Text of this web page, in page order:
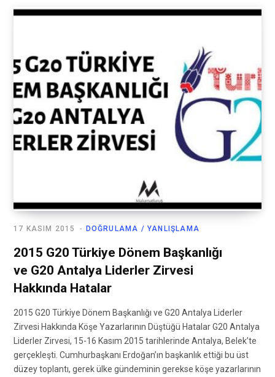
DOĞRULAMA / YANLIŞLAMA
17 KASIM 2015
2015 G20 Türkiye Dönem Başkanlığı
ve G20 Antalya Liderler Zirvesi
Hakkında Hatalar
2015 G20 Türkiye Dönem Başkanlığı ve G20 Antalya Liderler
Zirvesi Hakkında Köşe Yazarlarının Düştüğü Hatalar G20 Antalya
Liderler Zirvesi, 15-16 Kasım 2015 tarihlerinde Antalya, Belek’te
gerçekleşti. Cumhurbaşkanı Erdoğan’ın başkanlık ettiği bu üst
düzey toplantı, gerek ülke gündeminin gerekse köşe yazarlarının